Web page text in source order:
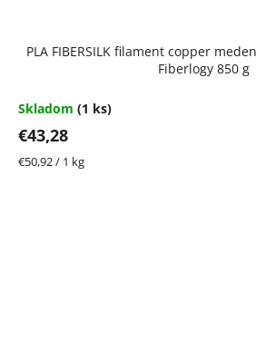
PLA FIBERSILK filament copper
Fiberlogy 850 g
Skladom (1 ks)
€43,28
Jednotková
€50,92 / 1 kg